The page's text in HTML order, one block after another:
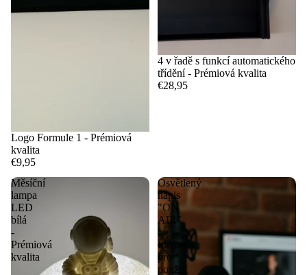
Logo Formule 1 - Prémiová
kvalita
€9,95
4 v řadě s funkcí automatického
třídění - Prémiová kvalita
€28,95
Měsíční
lampa
LED
bílá
-
Prémiová
kvalita
Osvětlený
nápis
"ON
AIR"
-
Ideální
pro
použití